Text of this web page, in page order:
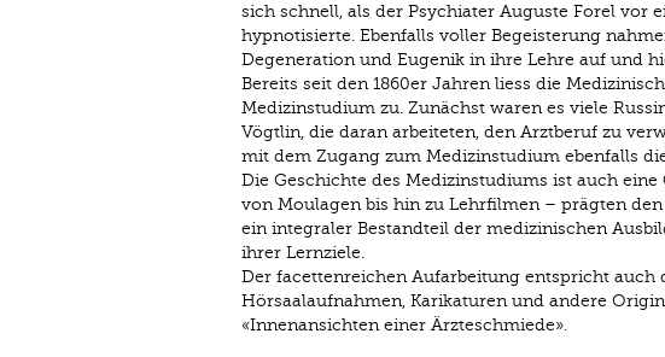
sich schnell, als der Psychiater Auguste Forel vor
hypnotisierte. Ebenfalls voller Begeisterung
Degeneration und Eugenik in ihre Lehre auf und
Bereits seit den 1860er Jahren liess die
Medizinstudium zu. Zunächst waren es viele
Vögtlin, die daran arbeiteten, den Arztberuf zu
mit dem Zugang zum Medizinstudium ebenfalls
Die Geschichte des Medizinstudiums ist auch
von Moulagen bis hin zu Lehrfilmen – prägten
ein integraler Bestandteil der medizinischen
ihrer Lernziele.
Der facettenreichen Aufarbeitung entspricht auch
Hörsaalaufnahmen, Karikaturen und andere
«Innenansichten einer Ärzteschmiede».